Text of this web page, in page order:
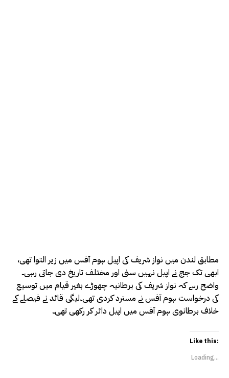
مطابق لندن میں نواز شریف کی اپیل ہوم آفس میں زیر التوا تھی،
ابھی تک جج نے اپیل نہیں سنی اور مختلف تاریخ دی جاتی رہی۔
واضح رہے کہ نواز شریف کی برطانیہ چھوڑے بغیر قیام میں توسیع
کی درخواست ہوم آفس نے مسترد کردی تھی۔لیگی قائد نے فیصلے کے
خلاف برطانوی ہوم آفس میں اپیل دائر کر رکھی تھی۔
Like this:
Loading...